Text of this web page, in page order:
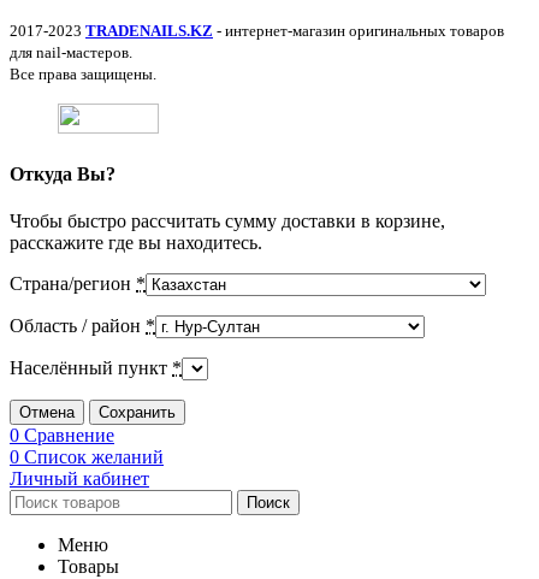
2017-2023 TRADENAILS.KZ - интернет-магазин оригинальных товаров
для nail-мастеров.
Все права защищены.
Откуда Вы?
Чтобы быстро рассчитать сумму доставки в корзине,
расскажите где вы находитесь.
Страна/регион *
Область / район *
Населённый пункт *
Отмена Сохранить
0 Сравнение
0 Список желаний
Личный кабинет
Поиск
Меню
Товары